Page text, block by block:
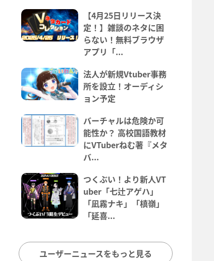
【4月25日リリース決
定！】雑談のネタに困
らない！無料ブラウザ
アプリ「...
法人が新規Vtuber事務
所を設立！オーディシ
ョン予定
バーチャルは危険か可
能性か？ 高校国語教材
にVTuberねむ著『メタ
バ...
つくぶい！より新人VT
uber「七辻アゲハ」
「凪霧ナキ」「槙嶺」
「延喜...
ユーザーニュースをもっと見る